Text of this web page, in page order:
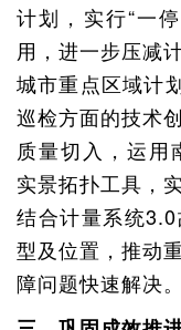
计划，实行“一
用，进一步压减
城市重点区域计
巡检方面的技术
质量切入，运用
实景拓扑工具，
结合计量系统
型及位置，推动
障问题快速解决。